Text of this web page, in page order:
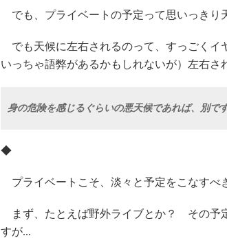
でも、プライベートの予定って思いっきり
でも天候に左右されるのって、すっごくイ
いっちゃ語弊があるかもしれないが）左右さ
身の危険を感じるぐらいの悪天候であれば、別で
◆
プライベートこそ、淡々と予定をこなすべ
まず、たとえば野外ライブとか？ その予
すが...